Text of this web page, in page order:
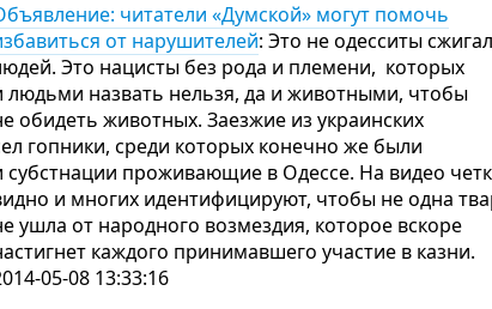
читатели «Думской» могут помочь
от нарушителей: Это не одесситы
Это нацисты без рода и племени, которых
людьми назвать нельзя, да и животными, чтобы
обидеть животных. Заезжие из украинских
гопники, среди которых конечно же были
субстнации проживающие в Одессе. На видео
и многих идентифицируют, чтобы не одна
ушла от народного возмездия, которое вскоре
каждого принимавшего участие в казни.
05-08 13:33:16